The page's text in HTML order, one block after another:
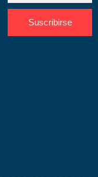
Suscribirse